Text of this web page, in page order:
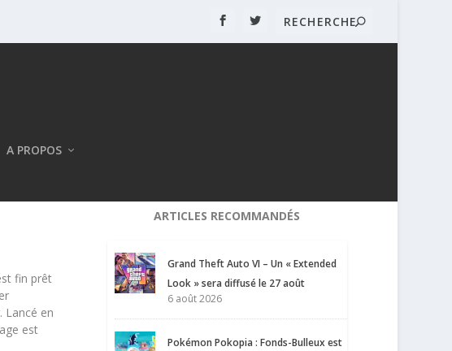
A PROPOS
fin prêt
Lancé en
est
ARTICLES RECOMMANDÉS
Grand Theft Auto VI – Un « Extended
Look » sera diffusé le 27 août
6 août 2026
Pokémon Pokopia : Fonds-Bulleux est